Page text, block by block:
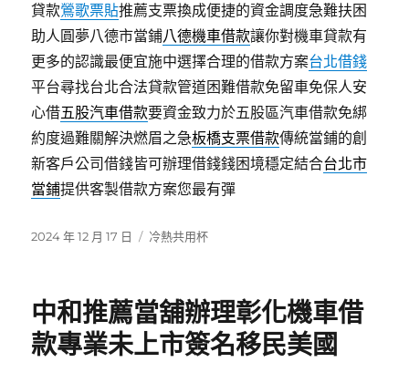
貸款鶯歌票貼推薦支票換成便捷的資金調度急難扶困
助人圓夢八德市當鋪八德機車借款讓你對機車貸款有
更多的認識最便宜施中選擇合理的借款方案台北借錢
平台尋找台北合法貸款管道困難借款免留車免保人安
心借五股汽車借款要資金致力於五股區汽車借款免綁
約度過難關解決燃眉之急板橋支票借款傳統當鋪的創
新客戶公司借錢皆可辦理借錢錢困境穩定結合台北市
當鋪提供客製借款方案您最有彈
發
2024 年 12 月 17 日
分
冷熱共用杯
中和推薦當舖辦理彰化機車借
款專業未上市簽名移民美國